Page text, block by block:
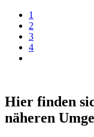
1
2
3
4
Hier finden
näheren